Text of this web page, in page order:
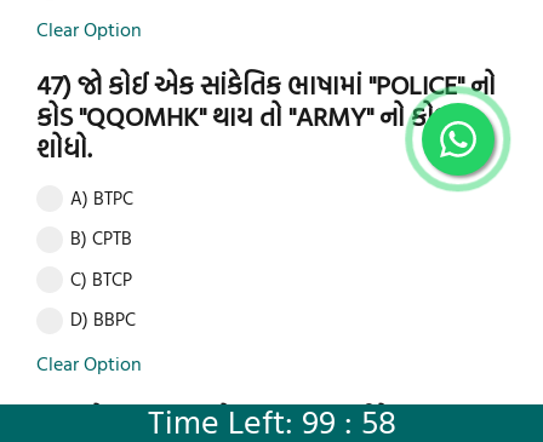
Clear Option
47) જો કોઈ એક સાંકેતિક ભાષામાં "POLICE" નો
કોડ "QQOMHK" થાય તો "ARMY" નો કોડ
શોધો.
A) BTPC
B) CPTB
C) BTCP
D) BBPC
Clear Option
48) જો STRONG ને ROTNSG તરીકે લખવામાં
Time Left: 99 : 57